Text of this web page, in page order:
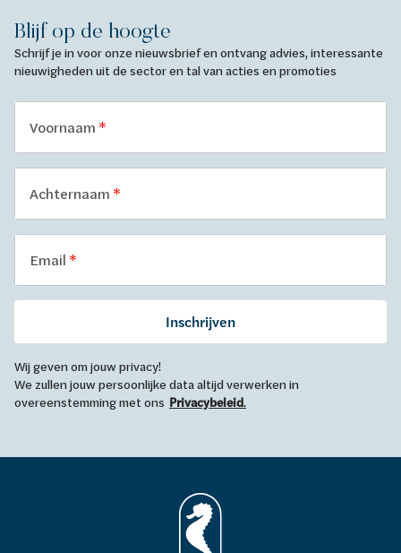
Blijf op de hoogte
Schrijf je in voor onze nieuwsbrief en ontvang advies, interessante
nieuwigheden uit de sector en tal van acties en promoties
Voornaam
Achternaam
Email
Inschrijven
Wij geven om jouw privacy!
We zullen jouw persoonlijke data altijd verwerken in
overeenstemming met ons Privacybeleid.